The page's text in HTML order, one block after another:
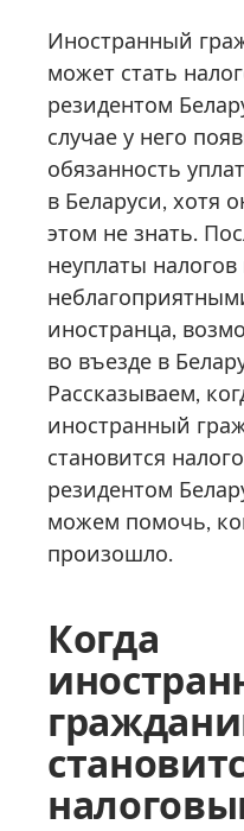
Иностранный
может стать
резидентом
случае у него
обязанность
в Беларуси, хотя
этом не знать.
неуплаты
иностранца,
во въезде в
Рассказываем,
иностранный
становится
резидентом
можем помочь,
произошло.
Когда